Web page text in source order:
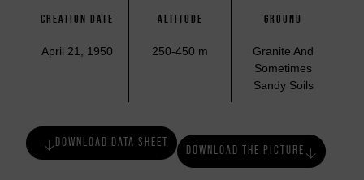
CREATION DATE
April 21, 1950
ALTITUDE
250-450 m
GROUND
Granite And
Sometimes
Sandy Soils
DOWNLOAD DATA SHEET
DOWNLOAD THE PICTURE